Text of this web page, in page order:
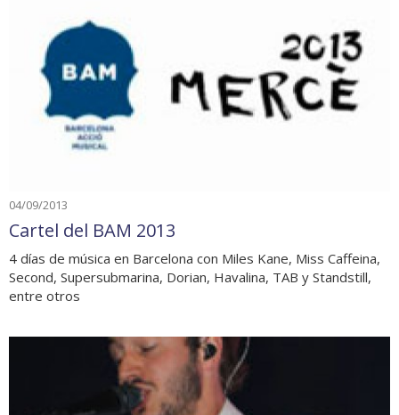
04/09/2013
Cartel del BAM 2013
4 días de música en Barcelona con Miles Kane, Miss Caffeina,
Second, Supersubmarina, Dorian, Havalina, TAB y Standstill,
entre otros